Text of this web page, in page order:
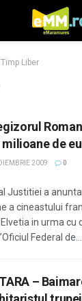
Timp Liber
de
2009 0
Justitiei a
a cineastului
in urma cu
Federal de...
–